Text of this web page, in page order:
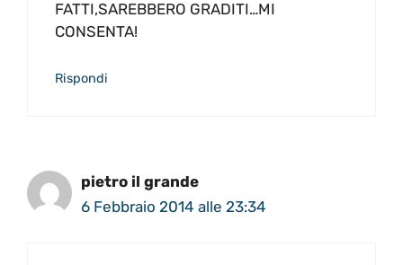
FATTI,SAREBBERO GRADITI…MI
CONSENTA!
Rispondi
pietro il grande
6 Febbraio 2014 alle 23:34